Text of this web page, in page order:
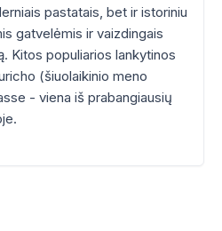
pastatais, bet ir istoriniu
gatvelėmis ir vaizdingais
Kitos populiarios lankytinos
(šiuolaikinio meno
- viena iš prabangiausių